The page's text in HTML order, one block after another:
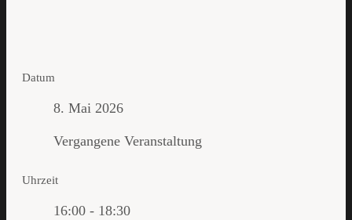
Datum
8. Mai 2026
Vergangene Veranstaltung
Uhrzeit
16:00 - 18:30